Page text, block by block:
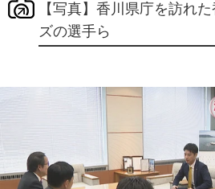
【写真】香川県庁を訪れ
ズの選手ら